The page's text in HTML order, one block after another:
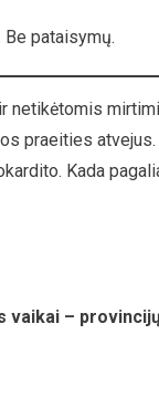
pataisymų.
netikėtomis
praeities
Kada
vaikai –